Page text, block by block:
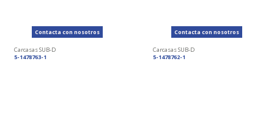
Contacta con nosotros
Carcasas SUB-D
5-1478763-1
Contacta con nosotros
Carcasas SUB-D
5-1478762-1